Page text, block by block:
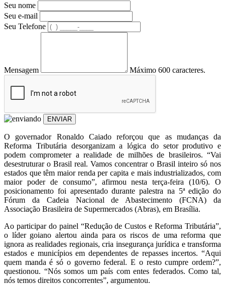
Seu nome
Seu e-mail
Seu Telefone
Mensagem Máximo 600 caracteres.
ENVIAR
O governador Ronaldo Caiado reforçou que as mudanças da
Reforma Tributária desorganizam a lógica do setor produtivo e
podem comprometer a realidade de milhões de brasileiros. “Vai
desestruturar o Brasil real. Vamos concentrar o Brasil inteiro só nos
estados que têm maior renda per capita e mais industrializados, com
maior poder de consumo”, afirmou nesta terça-feira (10/6). O
posicionamento foi apresentado durante palestra na 5ª edição do
Fórum da Cadeia Nacional de Abastecimento (FCNA) da
Associação Brasileira de Supermercados (Abras), em Brasília.
Ao participar do painel “Redução de Custos e Reforma Tributária”,
o líder goiano alertou ainda para os riscos de uma reforma que
ignora as realidades regionais, cria insegurança jurídica e transforma
estados e municípios em dependentes de repasses incertos. “Aqui
quem manda é só o governo federal. E o resto cumpre ordem?”,
questionou. “Nós somos um país com entes federados. Como tal,
nós temos direitos concorrentes”, argumentou.